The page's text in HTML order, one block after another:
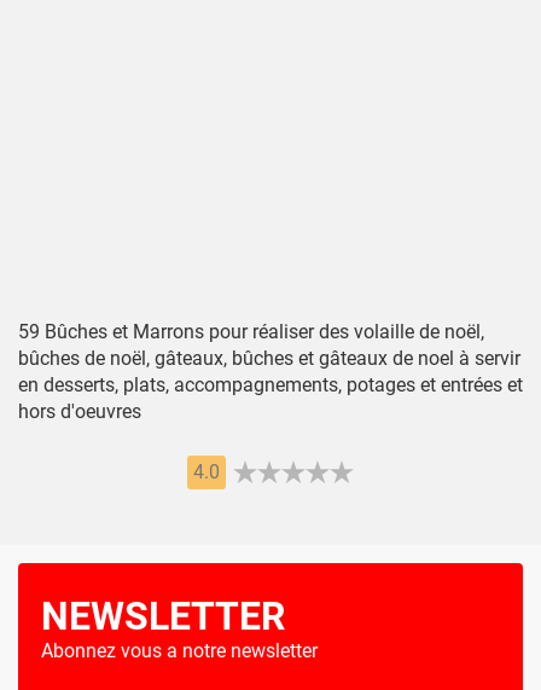
59 Bûches et Marrons pour réaliser des volaille de noël,
bûches de noël, gâteaux, bûches et gâteaux de noel à servir
en desserts, plats, accompagnements, potages et entrées et
hors d'oeuvres
4.0
NEWSLETTER
Abonnez vous a notre newsletter